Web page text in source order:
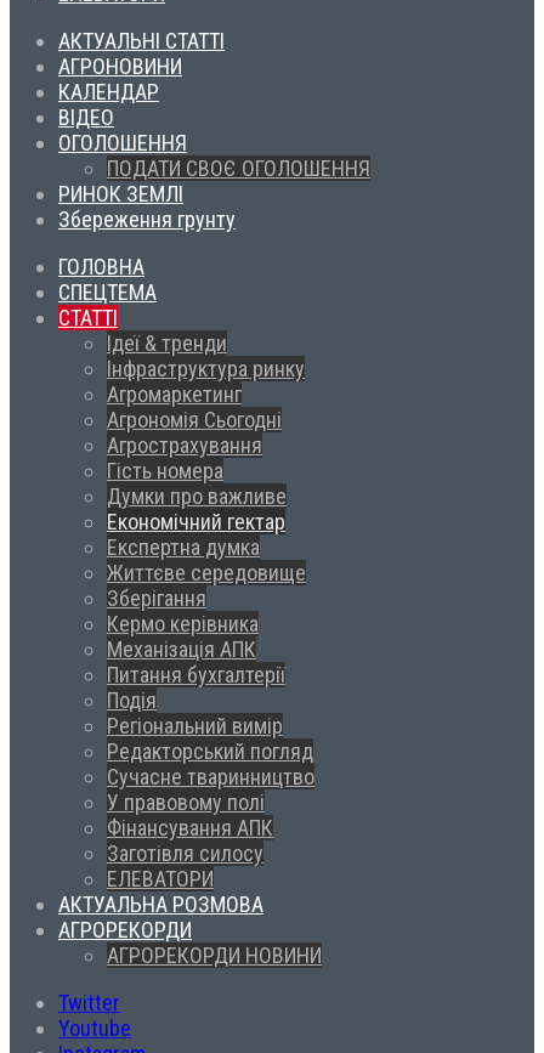
АКТУАЛЬНІ СТАТТІ
АГРОНОВИНИ
КАЛЕНДАР
ВІДЕО
ОГОЛОШЕННЯ
ПОДАТИ СВОЄ ОГОЛОШЕННЯ
РИНОК ЗЕМЛІ
Збереження грунту
ГОЛОВНА
СПЕЦТЕМА
СТАТТІ
Ідеї & тренди
Інфраструктура ринку
Агромаркетинг
Агрономія Сьогодні
Агрострахування
Гість номера
Думки про важливе
Економічний гектар
Експертна думка
Життєве середовище
Зберігання
Кермо керівника
Механізація АПК
Питання бухгалтерії
Подія
Регіональний вимір
Редакторський погляд
Сучасне тваринництво
У правовому полі
Фінансування АПК
Заготівля силосу
ЕЛЕВАТОРИ
АКТУАЛЬНА РОЗМОВА
АГРОРЕКОРДИ
АГРОРЕКОРДИ НОВИНИ
Twitter
Youtube